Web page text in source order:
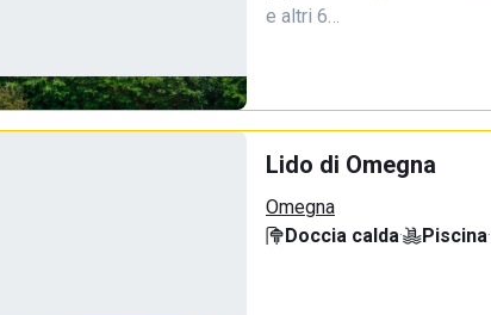
e altri 6…
Lido di Omegna
Omegna
Doccia calda· Piscina·